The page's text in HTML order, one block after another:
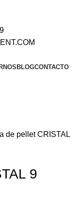
BLOGCONTACTO
de pellet CRISTAL
9